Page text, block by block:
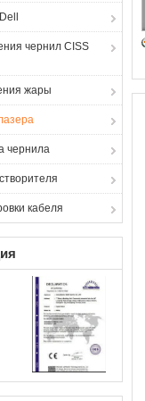
чернил CISS
жары
чернила
кабеля